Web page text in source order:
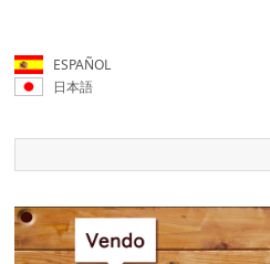
ESPAÑOL
日本語